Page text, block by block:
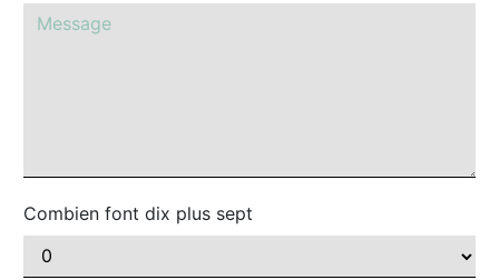
Combien font dix plus sept